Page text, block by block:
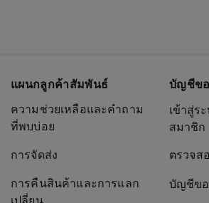
แผนกลูกค้าสัมพันธ์
ความช่วยเหลือและคำถาม
ที่พบบ่อย
การจัดส่ง
การคืนสินค้าและการแลก
เปลี่ยน
บัญชีข
เข้าสู่ร
สมาชิก
ตรวจส
บัญชีข